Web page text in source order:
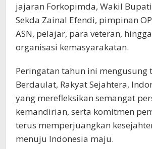
jajaran Forkopimda, Wakil
Sekda Zainal Efendi, pimpinan
ASN, pelajar, para veteran,
organisasi kemasyarakatan.
Peringatan tahun ini mengusung
Berdaulat, Rakyat Sejahtera,
yang merefleksikan semangat
kemandirian, serta komitmen
terus memperjuangkan
menuju Indonesia maju.